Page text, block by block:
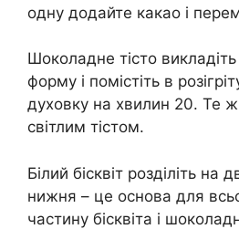
одну додайте какао і
Шоколадне тісто
форму і помістіть в
духовку на хвилин 20. Те ж
світлим тістом.
Білий бісквіт розділіть на
нижня – це основа для
частину бісквіта і